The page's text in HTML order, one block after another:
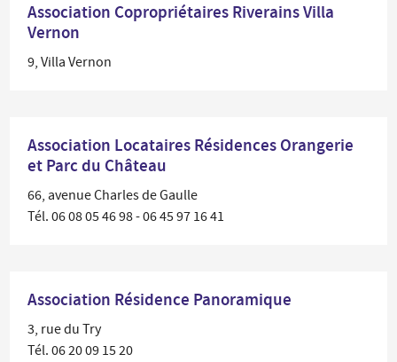
Association Copropriétaires Riverains Villa
Vernon
9, Villa Vernon
Association Locataires Résidences Orangerie
et Parc du Château
66, avenue Charles de Gaulle
Tél. 06 08 05 46 98 - 06 45 97 16 41
Association Résidence Panoramique
3, rue du Try
Tél. 06 20 09 15 20